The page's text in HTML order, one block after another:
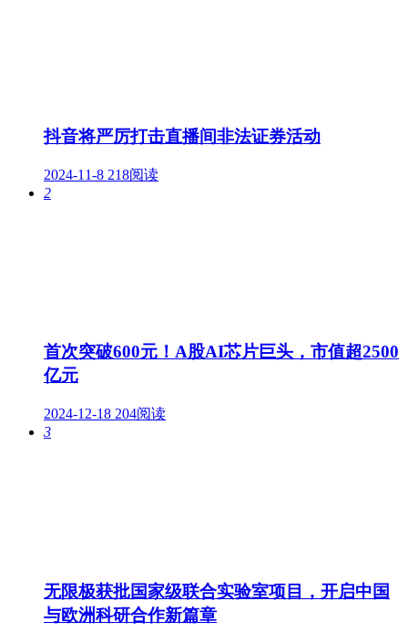
抖音将严厉打击直播间非法证券活动
2024-11-8 218阅读
2
首次突破600元！A股AI芯片巨头，市值超2500
亿元
2024-12-18 204阅读
3
无限极获批国家级联合实验室项目，开启中国
与欧洲科研合作新篇章